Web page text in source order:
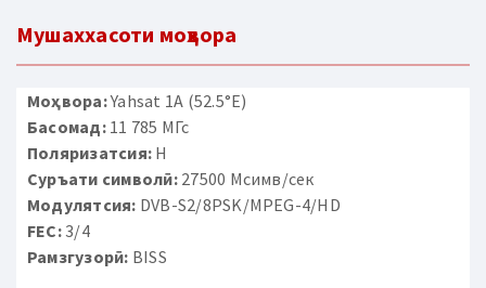
Мушаххасоти моҳвора
Моҳвора:Yahsat 1A (52.5°E)
Басомад:11 785 МГс
Поляризатсия: H
Суръати символӣ:27500 Мсимв/сек
Модулятсия: DVB-S2/8PSK/MPEG-4/HD
FEC:3/4
Рамзгузорӣ: BISS